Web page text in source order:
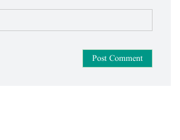
Post Comment